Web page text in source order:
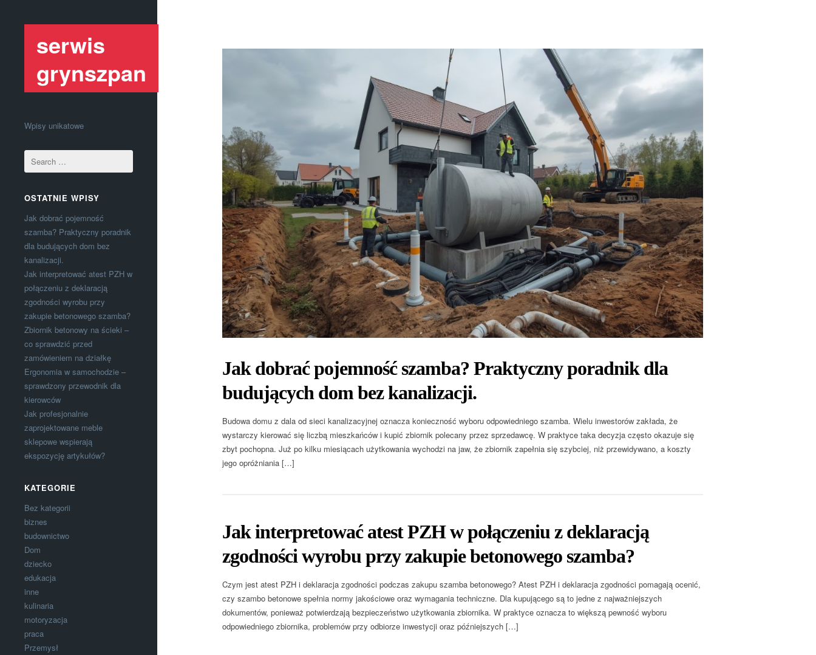
serwis
grynszpan
Wpisy unikatowe
OSTATNIE WPISY
Jak dobrać pojemność
szamba? Praktyczny poradnik
dla budujących dom bez
kanalizacji.
Jak interpretować atest PZH w
połączeniu z deklaracją
zgodności wyrobu przy
zakupie betonowego szamba?
Zbiornik betonowy na ścieki –
co sprawdzić przed
zamówieniem na działkę
Ergonomia w samochodzie –
sprawdzony przewodnik dla
kierowców
Jak profesjonalnie
zaprojektowane meble
sklepowe wspierają
ekspozycję artykułów?
KATEGORIE
Bez kategorii
biznes
budownictwo
Dom
dziecko
edukacja
inne
kulinaria
motoryzacja
praca
Przemysł
Jak dobrać pojemność szamba? Praktyczny poradnik dla
budujących dom bez kanalizacji.
Budowa domu z dala od sieci kanalizacyjnej oznacza konieczność wyboru odpowiedniego szamba. Wielu inwestorów zakłada, że
wystarczy kierować się liczbą mieszkańców i kupić zbiornik polecany przez sprzedawcę. W praktyce taka decyzja często okazuje się
zbyt pochopna. Już po kilku miesiącach użytkowania wychodzi na jaw, że zbiornik zapełnia się szybciej, niż przewidywano, a koszty
jego opróżniania […]
Jak interpretować atest PZH w połączeniu z deklaracją
zgodności wyrobu przy zakupie betonowego szamba?
Czym jest atest PZH i deklaracja zgodności podczas zakupu szamba betonowego? Atest PZH i deklaracja zgodności pomagają ocenić,
czy szambo betonowe spełnia normy jakościowe oraz wymagania techniczne. Dla kupującego są to jedne z najważniejszych
dokumentów, ponieważ potwierdzają bezpieczeństwo użytkowania zbiornika. W praktyce oznacza to większą pewność wyboru
odpowiedniego zbiornika, problemów przy odbiorze inwestycji oraz późniejszych […]